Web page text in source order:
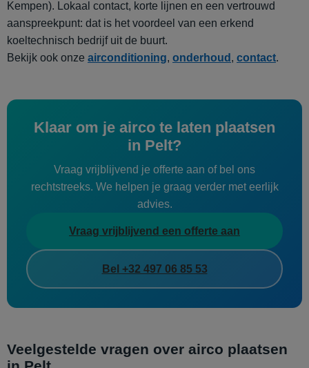
Kempen). Lokaal contact, korte lijnen en een vertrouwd
aanspreekpunt: dat is het voordeel van een erkend
koeltechnisch bedrijf uit de buurt.
Bekijk ook onze airconditioning, onderhoud , contact.
Klaar om je airco te laten plaatsen
in Pelt?
Vraag vrijblijvend je offerte aan of bel ons
rechtstreeks. We helpen je graag verder met eerlijk
advies.
Vraag vrijblijvend een offerte aan
Bel +32 497 06 85 53
Veelgestelde vragen over airco plaatsen